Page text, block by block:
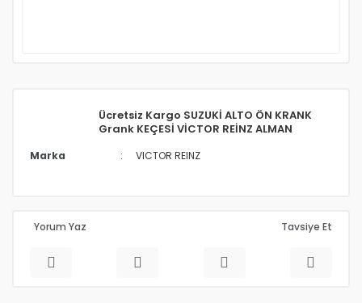
Ücretsiz Kargo SUZUKİ ALTO ÖN KRANK
Grank KEÇESİ VİCTOR REİNZ ALMAN
Marka VICTOR REINZ
Yorum Yaz Tavsiye Et